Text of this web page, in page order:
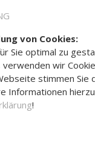
von Cookies:
Sie optimal zu
wir
stimmen Sie
Informationen
!